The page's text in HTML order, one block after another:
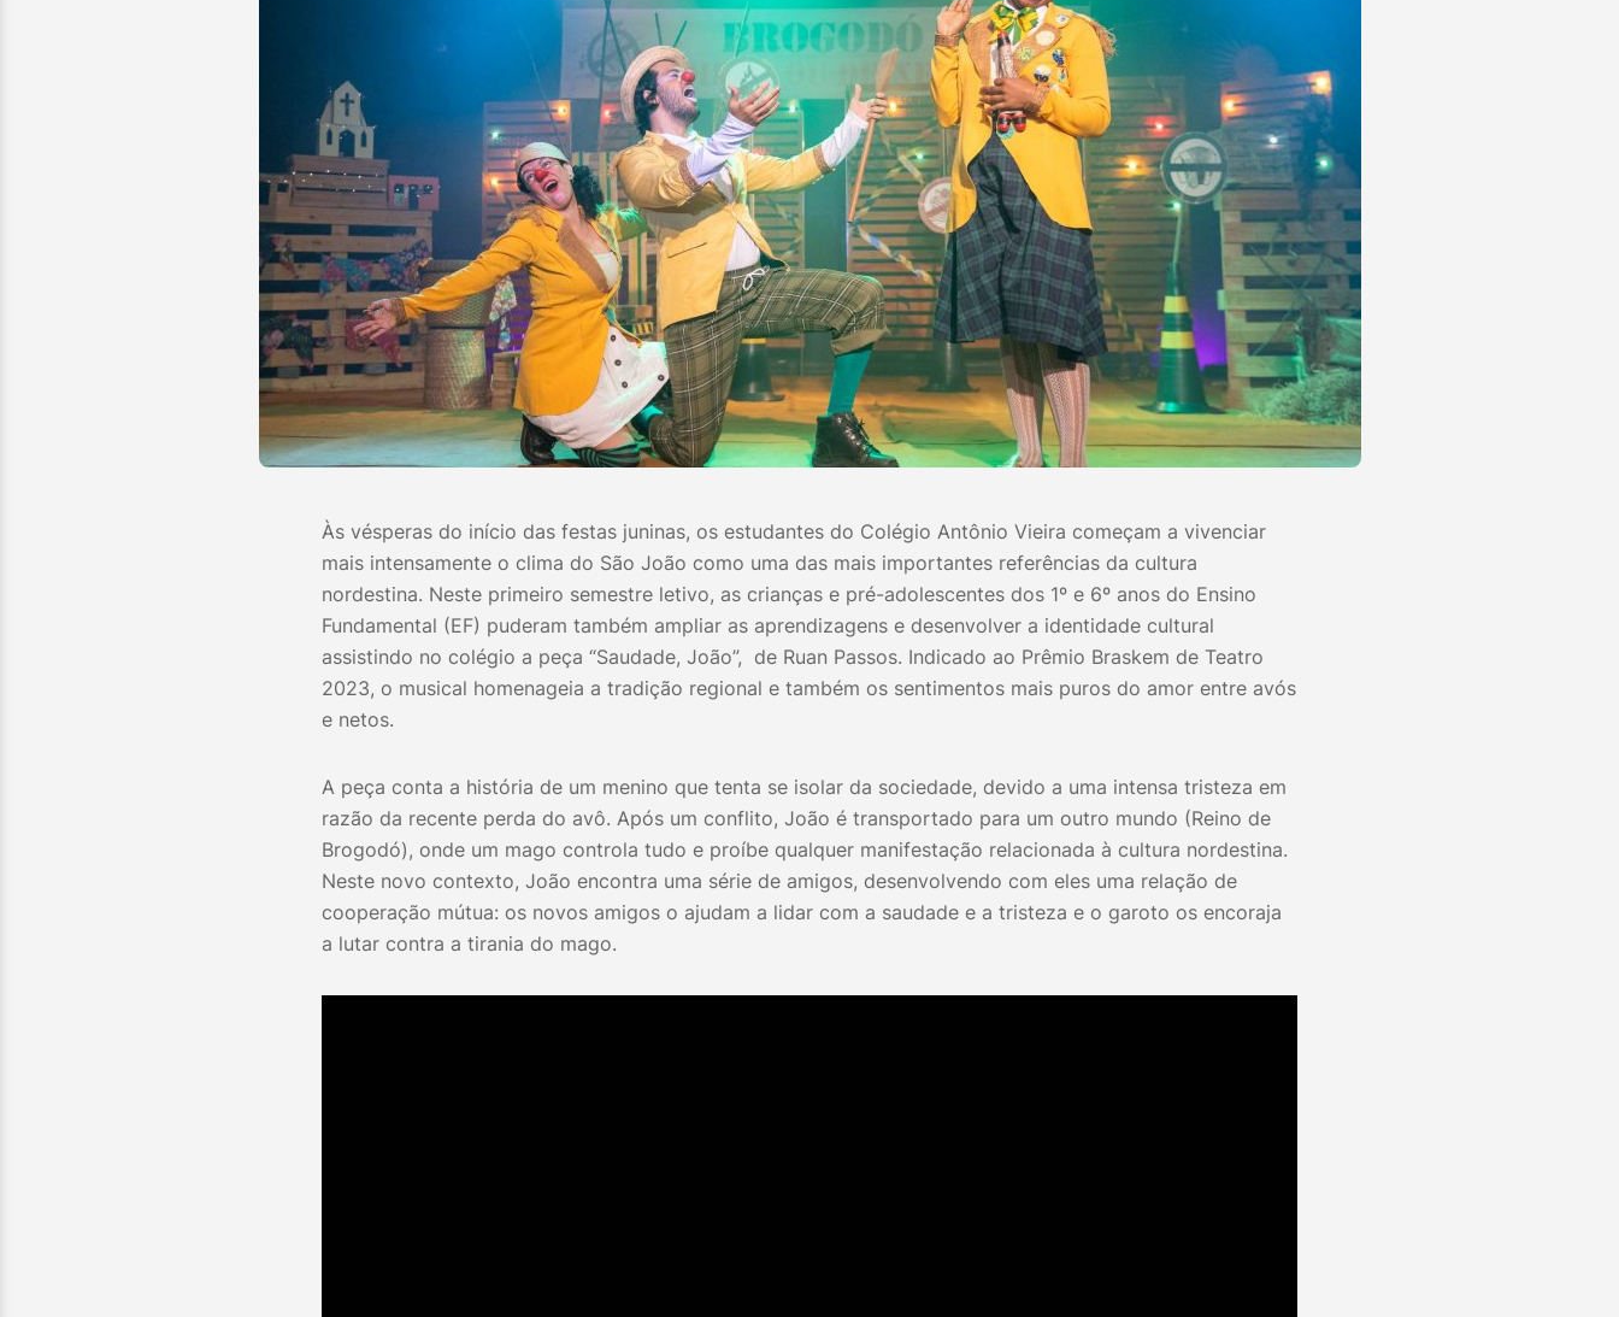
Às vésperas do início das festas juninas, os estudantes do Colégio Antônio Vieira começam a vivenciar
mais intensamente o clima do São João como uma das mais importantes referências da cultura
nordestina. Neste primeiro semestre letivo, as crianças e pré-adolescentes dos 1º e 6º anos do Ensino
Fundamental (EF) puderam também ampliar as aprendizagens e desenvolver a identidade cultural
assistindo no colégio a peça “Saudade, João”, de Ruan Passos. Indicado ao Prêmio Braskem de Teatro
2023, o musical homenageia a tradição regional e também os sentimentos mais puros do amor entre avós
e netos.
A peça conta a história de um menino que tenta se isolar da sociedade, devido a uma intensa tristeza em
razão da recente perda do avô. Após um conflito, João é transportado para um outro mundo (Reino de
Brogodó), onde um mago controla tudo e proíbe qualquer manifestação relacionada à cultura nordestina.
Neste novo contexto, João encontra uma série de amigos, desenvolvendo com eles uma relação de
cooperação mútua: os novos amigos o ajudam a lidar com a saudade e a tristeza e o garoto os encoraja
a lutar contra a tirania do mago.